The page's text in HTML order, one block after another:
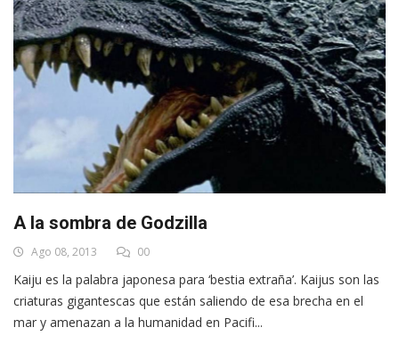
A la sombra de Godzilla
Ago 08, 2013 00
Kaiju es la palabra japonesa para ‘bestia extraña’. Kaijus son las
criaturas gigantescas que están saliendo de esa brecha en el
mar y amenazan a la humanidad en Pacifi...